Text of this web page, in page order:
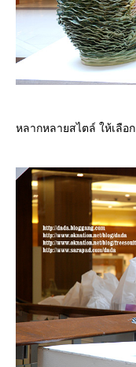
หลากหลายสไตล์ ให้เลือก